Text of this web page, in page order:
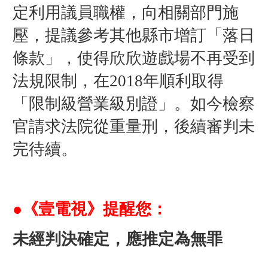
定利用議員職權，向相關部門施
壓，提議參考其他縣市增訂「落日
條款」，使得欣欣遊戲場不再受到
法規限制，在2018年順利取得
「限制級營業級別證」。如今檢察
官請求法院從重量刑，後續審判未
完待續。
●《壹電視》提醒您：
未經判決確定，應推定為無罪